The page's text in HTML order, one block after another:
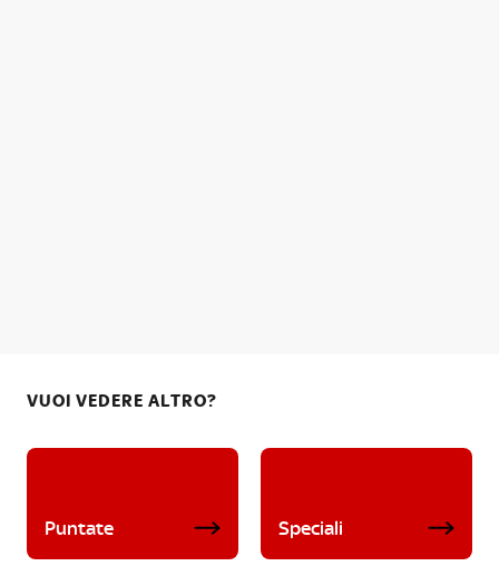
VUOI VEDERE ALTRO?
Puntate Speciali